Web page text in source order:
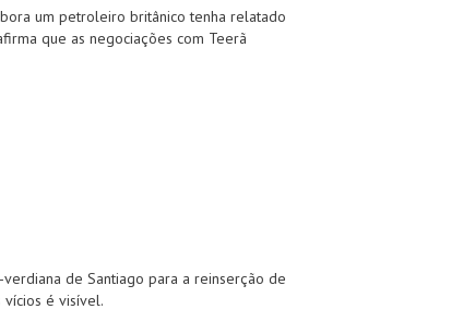
um petroleiro britânico tenha relatado
que as negociações com Teerã
verdiana de Santiago para a reinserção de
é visível.